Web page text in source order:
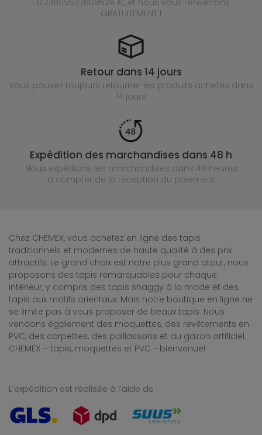
-0.23809523809524 €, et nous vous l’enverrons
GRATUITEMENT !
Retour dans 14 jours
Vous pouvez toujours retourner les produits achetés dans
14 jours
Expédition des marchandises dans 48 h
Nous expédions les marchandises dans 48 heures
à compter de la réception du paiement
Chez CHEMEX, vous achetez en ligne des tapis
traditionnels et modernes de haute qualité à des prix
attractifs. Le grand choix est notre plus grand atout, nous
proposons des tapis remarquables pour chaque
intérieur, y compris des tapis shaggy à la mode et des
tapis aux motifs orientaux. Mais notre boutique en ligne ne
se limite pas à vous proposer de beaux tapis. Nous
vendons également des moquettes, des revêtements en
PVC, des carpettes, des paillassons et du gazon artificiel.
CHEMEX – tapis, moquettes et PVC - bienvenue!
L’expédition est réalisée à l’aide de :